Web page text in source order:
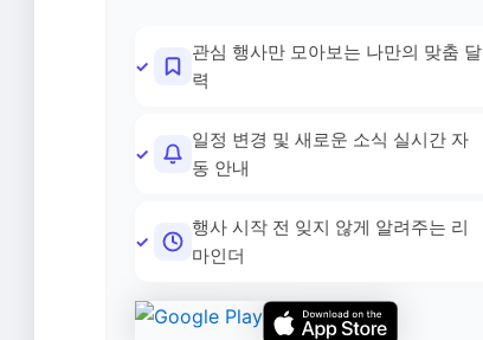
관심 행사만 모아보는 나만의 맞춤 달
력
일정 변경 및 새로운 소식 실시간 자
동 안내
행사 시작 전 잊지 않게 알려주는 리
마인더